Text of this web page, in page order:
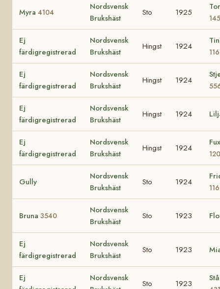
Myra 4104
Nordsvensk
Brukshäst
Sto 1925
Ej
färdigregistrerad
Nordsvensk
Brukshäst
Hingst 1924
Ej
färdigregistrerad
Nordsvensk
Brukshäst
Hingst 1924
Ej
färdigregistrerad
Nordsvensk
Brukshäst
Hingst 1924
Ej
färdigregistrerad
Nordsvensk
Brukshäst
Hingst 1924
Gully
Nordsvensk
Brukshäst
Sto 1924
Bruna 3540
Nordsvensk
Brukshäst
Sto 1923
Ej
färdigregistrerad
Nordsvensk
Brukshäst
Sto 1923
Ej
Nordsvensk
Sto 1923